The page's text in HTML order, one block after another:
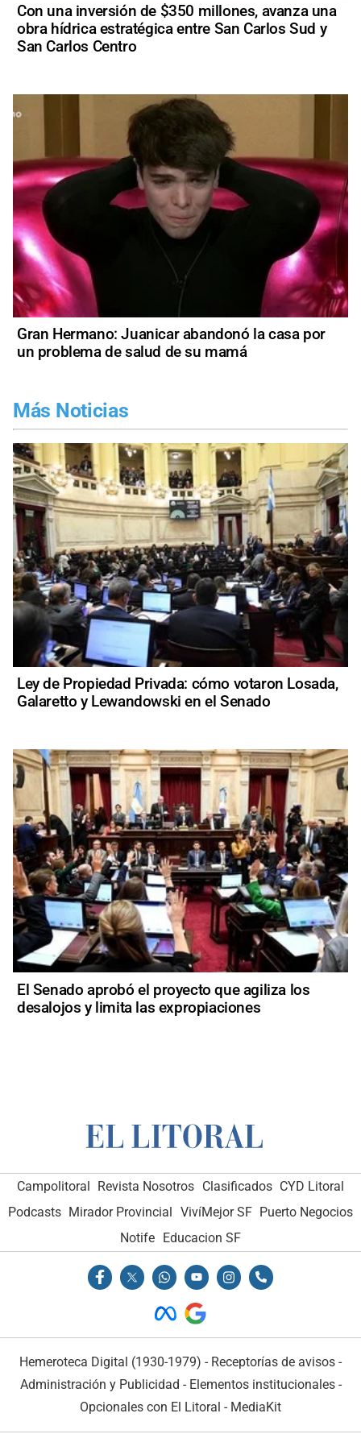
Con una inversión de $350 millones, avanza una
obra hídrica estratégica entre San Carlos Sud y
San Carlos Centro
Gran Hermano: Juanicar abandonó la casa por
un problema de salud de su mamá
Más Noticias
Ley de Propiedad Privada: cómo votaron Losada,
Galaretto y Lewandowski en el Senado
El Senado aprobó el proyecto que agiliza los
desalojos y limita las expropiaciones
Campolitoral Revista Nosotros Clasificados CYD Litoral
Podcasts Mirador Provincial VivíMejor SF Puerto Negocios
Notife
Educacion SF
Hemeroteca Digital (1930-1979) - Receptorías de avisos -
Administración y Publicidad - Elementos institucionales-
Opcionales con El Litoral - MediaKit